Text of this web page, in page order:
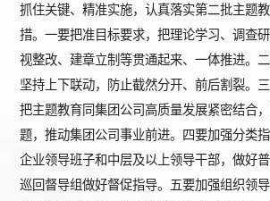
抓住关键、精准实施，认真落实第二批主题
措。一要把准目标要求，把理论学习、调查
视整改、建章立制等贯通起来、一体推进。二
坚持上下联动，防止截然分开、前后割裂。三
把主题教育同集团公司高质量发展紧密结合
题，推动集团公司事业前进。四要加强分类
企业领导班子和中层及以上领导干部，做好普
巡回督导组做好督促指导。五要加强组织领